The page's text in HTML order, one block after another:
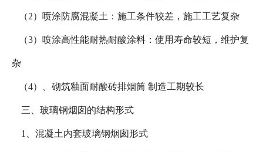
（2）喷涂防腐混凝土：施工条件较差，施工工艺复杂
（3）喷涂高性能耐热耐酸涂料：使用寿命较短，维护复
杂
（4）、砌筑釉面耐酸砖排烟筒 制造工期较长
三、玻璃钢烟囱的结构形式
1、混凝土内套玻璃钢烟囱形式